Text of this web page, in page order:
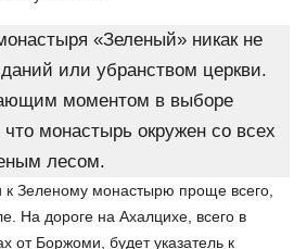
«Зеленый» никак не
или убранством церкви.
моментом в выборе
что монастырь окружен со всех
лесом.
к Зеленому монастырю проще всего,
На дороге на Ахалцихе, всего в
от Боржоми, будет указатель к